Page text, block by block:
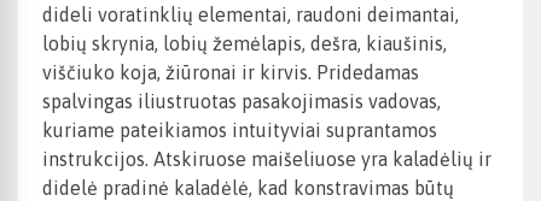
dideli voratinklių elementai, raudoni deimantai,
lobių skrynia, lobių žemėlapis, dešra, kiaušinis,
viščiuko koja, žiūronai ir kirvis. Pridedamas
spalvingas iliustruotas pasakojimasis vadovas,
kuriame pateikiamos intuityviai suprantamos
instrukcijos. Atskiruose maišeliuose yra kaladėlių ir
didelė pradinė kaladėlė, kad konstravimas būtų